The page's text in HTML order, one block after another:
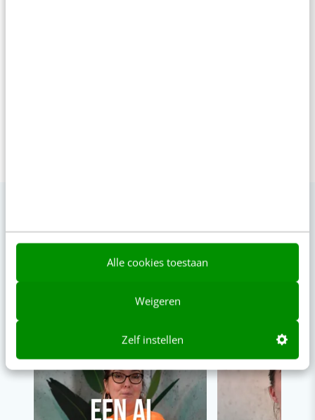
Alle cookies toestaan
Weigeren
Zelf instellen
VIDEO SHORTS